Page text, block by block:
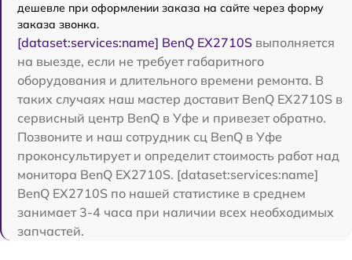
дешевле при оформлении заказа на сайте через форму
заказа звонка.
[dataset:services:name] BenQ EX2710S выполняется
на выезде, если не требует габаритного
оборудования и длительного времени ремонта. В
таких случаях наш мастер доставит BenQ EX2710S в
сервисный центр BenQ в Уфе и привезет обратно.
Позвоните и наш сотрудник сц BenQ в Уфе
проконсультирует и определит стоимость работ над
монитора BenQ EX2710S. [dataset:services:name]
BenQ EX2710S по нашей статистике в среднем
занимает 3-4 часа при наличии всех необходимых
запчастей.